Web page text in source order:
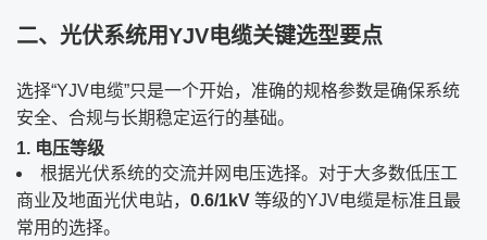
二、光伏系统用YJV电缆关键选型要点
选择“YJV电缆”只是一个开始，准确的规格参数是确保系统
安全、合规与长期稳定运行的基础。
1. 电压等级
根据光伏系统的交流并网电压选择。对于大多数低压工
商业及地面光伏电站， 0.6/1kV ​ 等级的YJV电缆是标准且最
常用的选择。